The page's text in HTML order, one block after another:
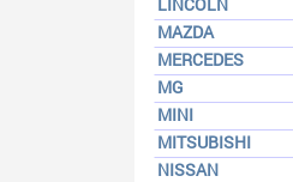
MAZDA
MERCEDES
MG
MINI
MITSUBISHI
NISSAN